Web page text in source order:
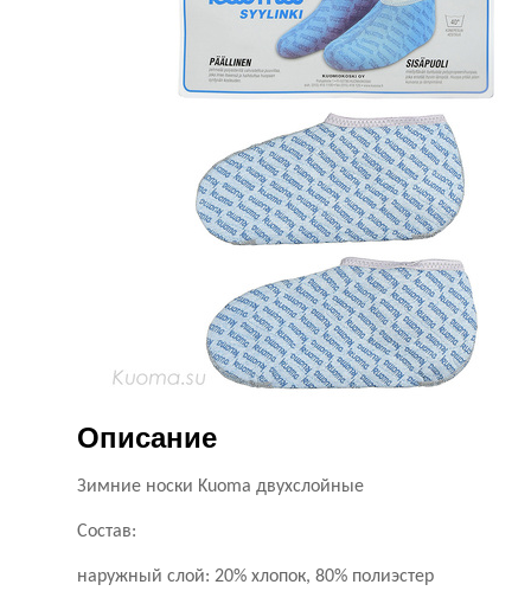
Описание
Зимние носки Kuoma двухслойные
Состав:
наружный слой: 20% хлопок, 80% полиэстер